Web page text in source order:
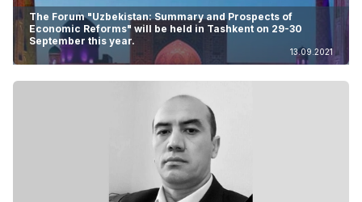
The Forum "Uzbekistan: Summary and Prospects of
Economic Reforms" will be held in Tashkent on 29-30
September this year.
13.09.2021